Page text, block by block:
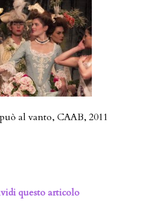
al vanto, CAAB, 2011
questo articolo